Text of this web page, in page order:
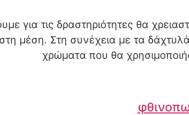
για τις δραστηριότητες θα
μέση. Στη συνέχεια με τα
χρώματα που θα